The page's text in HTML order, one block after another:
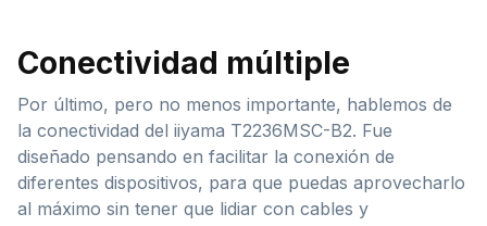
Conectividad múltiple
Por último, pero no menos importante, hablemos de
la conectividad del iiyama T2236MSC-B2. Fue
diseñado pensando en facilitar la conexión de
diferentes dispositivos, para que puedas aprovecharlo
al máximo sin tener que lidiar con cables y